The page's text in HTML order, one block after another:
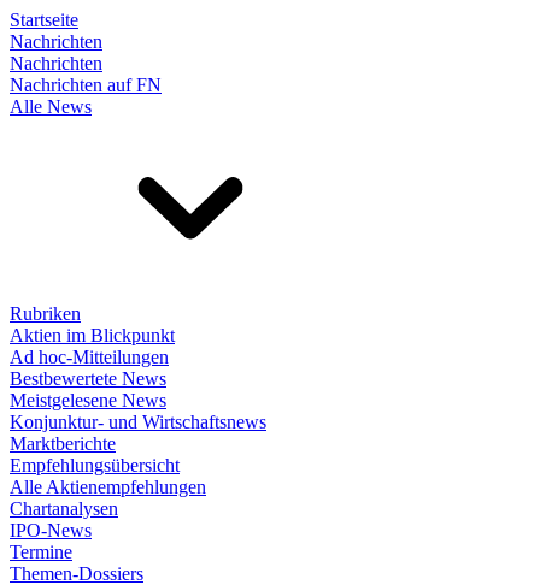
Startseite
Nachrichten
Nachrichten
Nachrichten auf FN
Alle News
Rubriken
Aktien im Blickpunkt
Ad hoc-Mitteilungen
Bestbewertete News
Meistgelesene News
Konjunktur- und Wirtschaftsnews
Marktberichte
Empfehlungsübersicht
Alle Aktienempfehlungen
Chartanalysen
IPO-News
Termine
Themen-Dossiers